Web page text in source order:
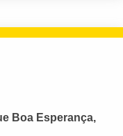
Boa Esperança,